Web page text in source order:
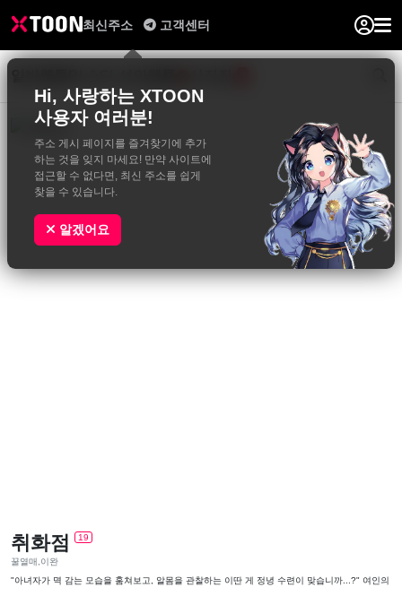
최신주소
Hi, 사랑하는 XTOON
사용자 여러분!
주소 게시 페이지를 즐겨찾기에 추가
하는 것을 잊지 마세요! 만약 사이트에
접근할 수 없다면, 최신 주소를 쉽게
찾을 수 있습니다.
알겠어요
고객센터
취화점 19
꿀열매,이완
"아녀자가 멱 감는 모습을 훔쳐보고, 알몸을 관찰하는 이딴 게 정녕 수련이 맞습니까...?" 여인의